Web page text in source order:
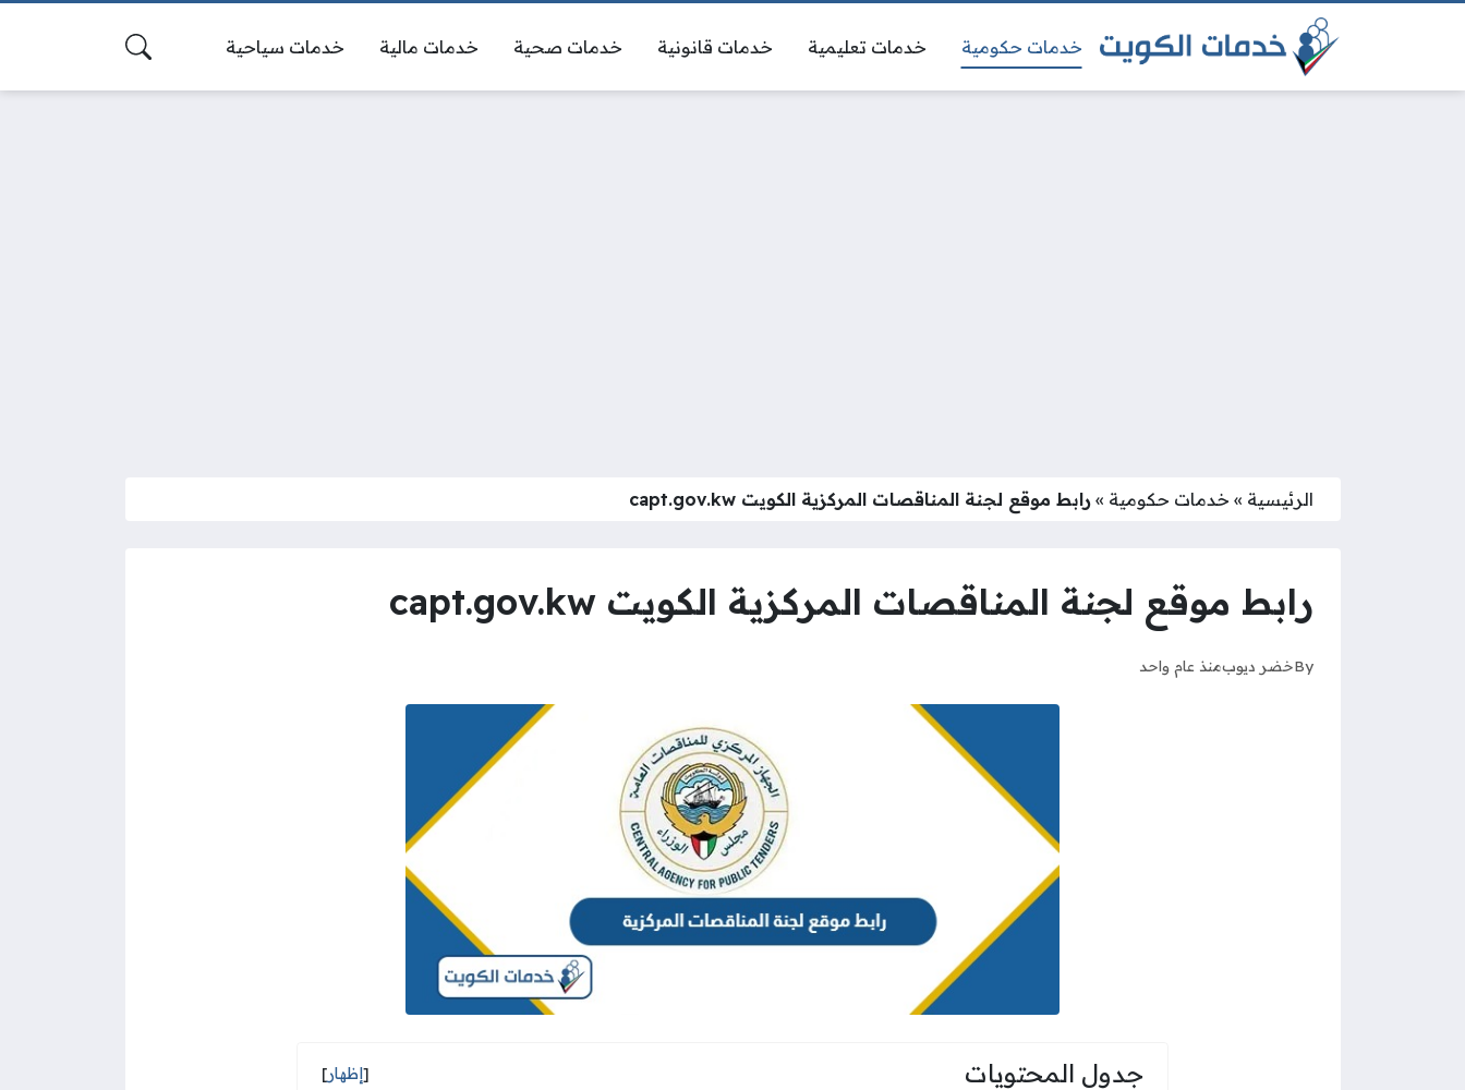
خدمات حكومية خدمات تعليمية خدمات قانونية خدمات صحية خدمات مالية خدمات سياحية
الرئيسية » خدمات حكومية »رابط موقع لجنة المناقصات المركزية الكويت capt.gov.kw
رابط موقع لجنة المناقصات المركزية الكويت capt.gov.kw
Byخضر ديوبمنذ عام واحد
جدول المحتويات [إظهار]